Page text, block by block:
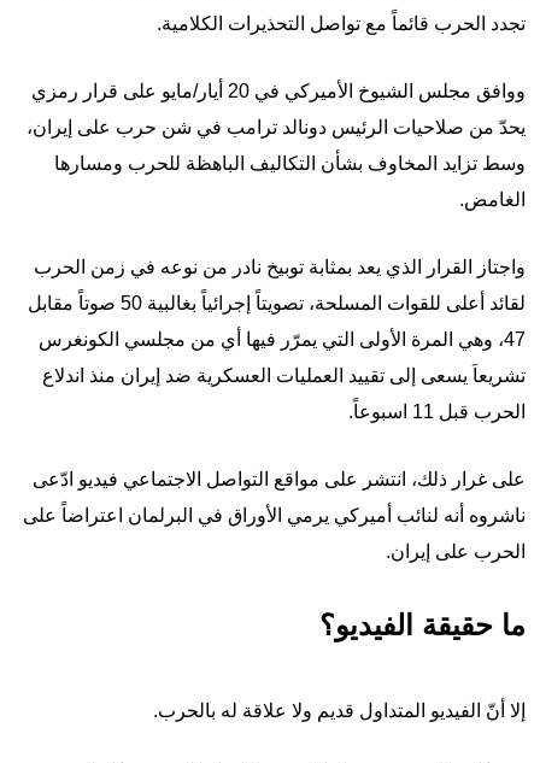
تجدد الحرب قائماً مع تواصل التحذيرات الكلامية.
ووافق مجلس الشيوخ الأميركي في 20 أيار/مايو على قرار رمزي
يحدّ من صلاحيات الرئيس دونالد ترامب في شن حرب على إيران،
وسط تزايد المخاوف بشأن التكاليف الباهظة للحرب ومسارها
الغامض.
واجتاز القرار الذي يعد بمثابة توبيخ نادر من نوعه في زمن الحرب
لقائد أعلى للقوات المسلحة، تصويتاً إجرائياً بغالبية 50 صوتاً مقابل
47، وهي المرة الأولى التي يمرّر فيها أي من مجلسي الكونغرس
تشريعاَ يسعى إلى تقييد العمليات العسكرية ضد إيران منذ اندلاع
الحرب قبل 11 اسبوعاً.
على غرار ذلك، انتشر على مواقع التواصل الاجتماعي فيديو ادّعى
ناشروه أنه لنائب أميركي يرمي الأوراق في البرلمان اعتراضاً على
الحرب على إيران.
ما حقيقة الفيديو؟
إلا أنّ الفيديو المتداول قديم ولا علاقة له بالحرب.